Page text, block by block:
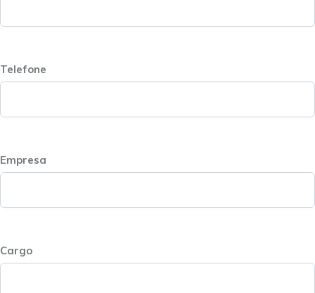
Telefone
Empresa
Cargo